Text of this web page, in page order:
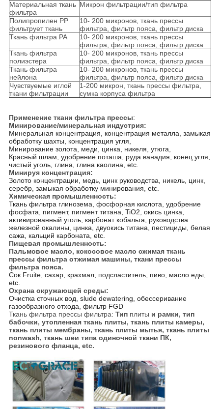
Материальная ткань
фильтра
Микрон фильтрации/тип фильтра
Полипропилен PP
фильтрует ткань
10- 200 микронов, ткань прессы
фильтра, фильтр пояса, фильтр диска
Ткань фильтра PA
10- 200 микронов, ткань прессы
фильтра, фильтр пояса, фильтр диска
Ткань фильтра
полиэстера
10- 200 микронов, ткань прессы
фильтра, фильтр пояса, фильтр диска
Ткань фильтра
нейлона
10- 200 микронов, ткань прессы
фильтра, фильтр пояса, фильтр диска
Чувствуемые иглой
ткани фильтрации
1-200 микрон, ткань прессы фильтра,
сумка корпуса фильтра
Применение ткани фильтра прессы:
Минирование/минеральная индустрия:
Минеральная концентрация, концентрация металла, замыкая
обработку шахты, концентрация угля,
Минирование золота, меди, цинка, никеля, утюга,
Красный шлам, удобрение поташа, руда ванадия, конец угля,
чистый уголь, глина, глина каолина, etc.
Минируя концентрация:
Золото концентрации, медь, цинк руководства, никель, цинк,
серебр, замыкая обработку минирования, etc.
Химическая промышленность:
Ткань фильтра глинозема, фосфорная кислота, удобрение
фосфата, пигмент, пигмент титана, TiO2, окись цинка,
активированный уголь, карбонат кобальта, руководства
железной окалины, цинка, двуокись титана, пестициды, белая
сажа, кальций карбоната, etc.
Пищевая промышленность:
Пальмовое масло, кокосовое масло сжимая ткань
прессы фильтра отжимая машины, ткани прессы
фильтра пояса.
Сок Fruite, сахар, крахмал, подсластитель, пиво, масло еды,
etc.
Охрана окружающей среды:
Очистка сточных вод, slude dewatering, обессеривание
газообразного отхода, фильтр FGD
Ткань фильтра прессы фильтра: Типплиты и рамки, тип
бабочки, утопленная ткань плиты, ткань плиты камеры,
ткань плиты мембраны, ткань плиты мытья, ткань плиты
nonwash, ткань шеи типа одиночной ткани ПК,
резинового фланца, etc.